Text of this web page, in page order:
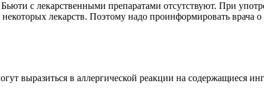
с лекарственными препаратами отсутствуют. При
лекарств. Поэтому надо проинформировать врача
выразиться в аллергической реакции на содержащиеся